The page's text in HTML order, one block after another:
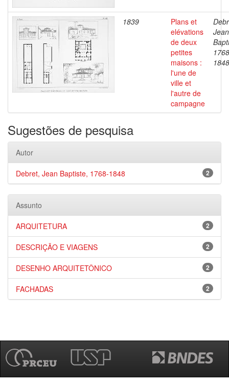
1839
Plans et
elévations
de deux
petites
maisons :
l'une de
ville et
l'autre de
campagne
Jean
1848
Sugestões de pesquisa
Autor
2
Debret, Jean Baptiste, 1768-1848
Assunto
2
ARQUITETURA
2
DESCRIÇÃO E VIAGENS
2
DESENHO ARQUITETÔNICO
2
FACHADAS